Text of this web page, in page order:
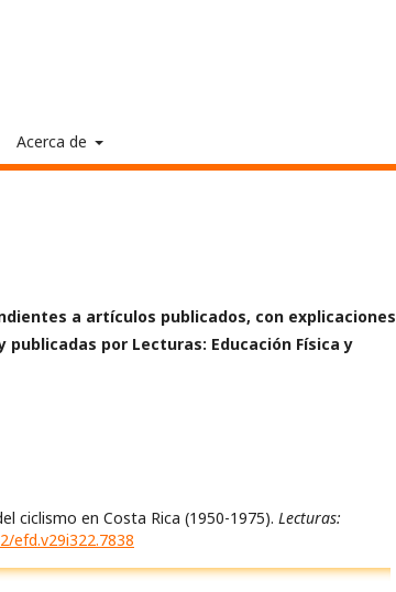
Acerca de
a artículos publicados, con explicaciones
por Lecturas: Educación Física y
ciclismo en Costa Rica (1950-1975). Lecturas:
efd.v29i322.7838